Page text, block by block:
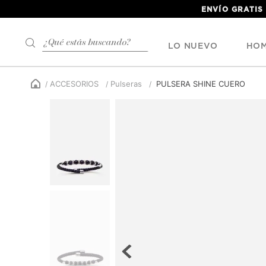
ENVÍO
LO NUEVO
ACCESORIOS Pulseras PULSERA SHINE CUERO